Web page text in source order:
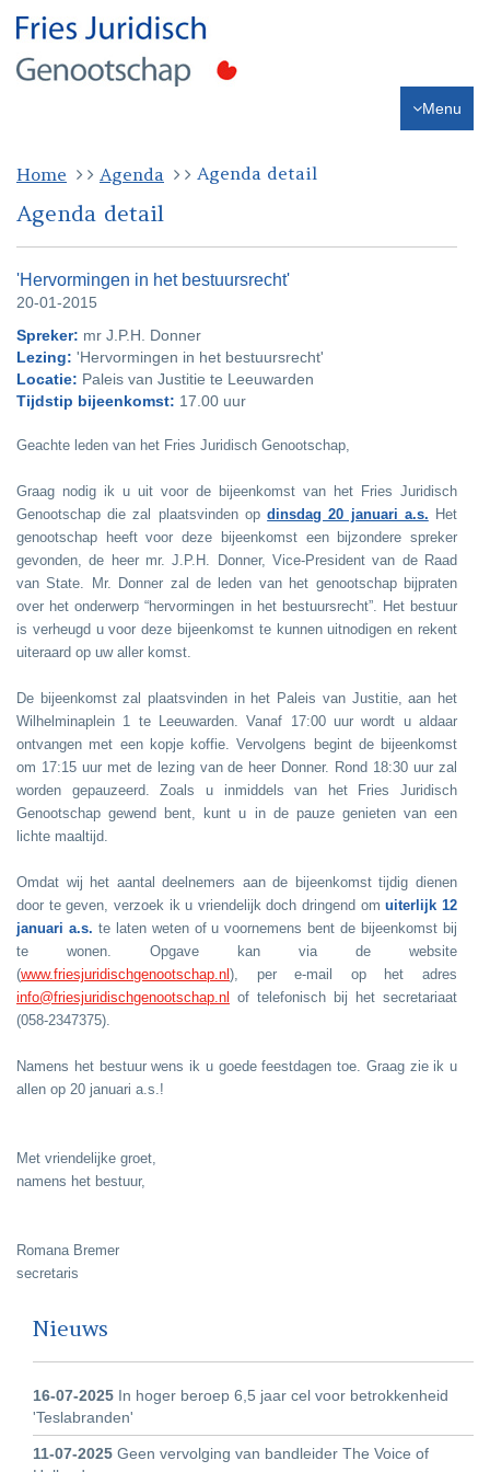
Menu
Home Agenda Agenda detail
Agenda detail
'Hervormingen in het bestuursrecht'
20-01-2015
Spreker: mr J.P.H. Donner
Lezing: 'Hervormingen in het bestuursrecht'
Locatie: Paleis van Justitie te Leeuwarden
Tijdstip bijeenkomst: 17.00 uur
Geachte leden van het Fries Juridisch Genootschap,
Graag nodig ik u uit voor de bijeenkomst van het Fries Juridisch
Genootschap die zal plaatsvinden opdinsdag 20 januari a.s. Het
genootschap heeft voor deze bijeenkomst een bijzondere spreker
gevonden, de heer mr. J.P.H. Donner, Vice-President van de Raad
van State. Mr. Donner zal de leden van het genootschap bijpraten
over het onderwerp “hervormingen in het bestuursrecht”. Het bestuur
is verheugd u voor deze bijeenkomst te kunnen uitnodigen en rekent
uiteraard op uw aller komst.
De bijeenkomst zal plaatsvinden in het Paleis van Justitie, aan het
Wilhelminaplein 1 te Leeuwarden. Vanaf 17:00 uur wordt u aldaar
ontvangen met een kopje koffie. Vervolgens begint de bijeenkomst
om 17:15 uur met de lezing van de heer Donner. Rond 18:30 uur zal
worden gepauzeerd. Zoals u inmiddels van het Fries Juridisch
Genootschap gewend bent, kunt u in de pauze genieten van een
lichte maaltijd.
Omdat wij het aantal deelnemers aan de bijeenkomst tijdig dienen
door te geven, verzoek ik u vriendelijk doch dringend omuiterlijk 12
januari a.s. te laten weten of u voornemens bent de bijeenkomst bij
te wonen. Opgave kan via de website
(www.friesjuridischgenootschap.nl ), per e-mail op het adres
info@friesjuridischgenootschap.nl
of telefonisch bij het secretariaat
(058-2347375).
Namens het bestuur wens ik u goede feestdagen toe. Graag zie ik u
allen op 20 januari a.s.!
Met vriendelijke groet,
namens het bestuur,
Romana Bremer
secretaris
Nieuws
16-07-2025 In hoger beroep 6,5 jaar cel voor betrokkenheid
'Teslabranden'
11-07-2025 Geen vervolging van bandleider The Voice of